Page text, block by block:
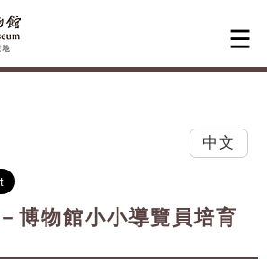
中文
博物館小小導覽員培育